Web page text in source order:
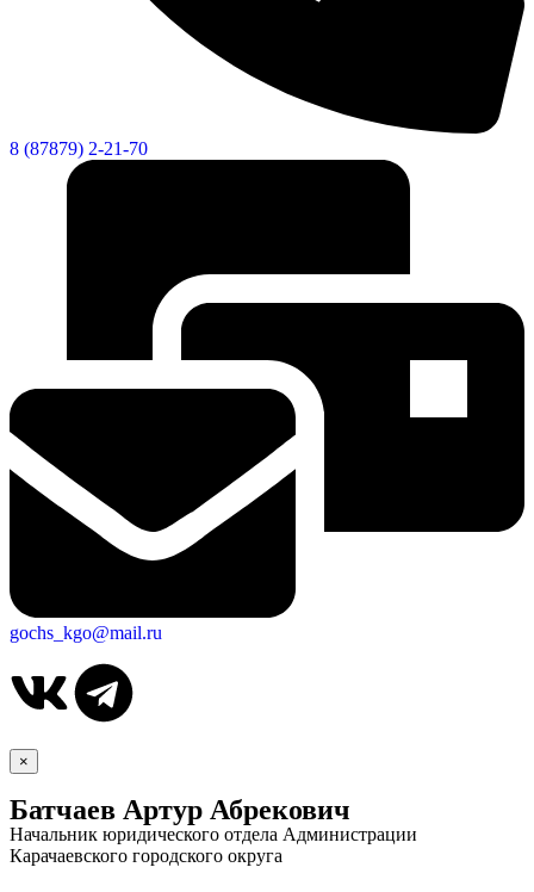
8 (87879) 2-21-70
gochs_kgo@mail.ru
×
Батчаев Артур Абрекович
Начальник юридического отдела Администрации
Карачаевского городского округа